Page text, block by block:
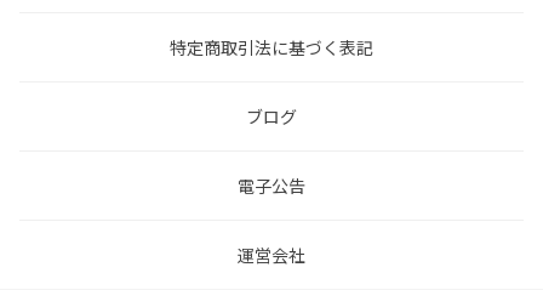
特定商取引法に基づく表記
ブログ
電子公告
運営会社